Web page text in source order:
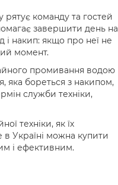
команду та гостей
завершити день на
і накип: якщо про неї не
момент.
промивання водою
яка бореться з накипом,
служби техніки,
техніки, як їх
в Україні можна купити
і ефективним.